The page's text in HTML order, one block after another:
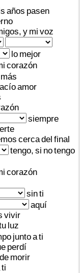
años pasen
y mi voz
lo mejor
corazón
más
amor
siempre
cercadel final
tengo, si notengo
corazón
sinti
aquí
vivir
luz
juntoati
perdí
de morir
ti